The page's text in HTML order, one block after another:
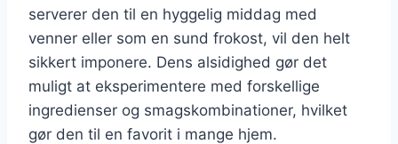
serverer den til en hyggelig middag med
venner eller som en sund frokost, vil den helt
sikkert imponere. Dens alsidighed gør det
muligt at eksperimentere med forskellige
ingredienser og smagskombinationer, hvilket
gør den til en favorit i mange hjem.